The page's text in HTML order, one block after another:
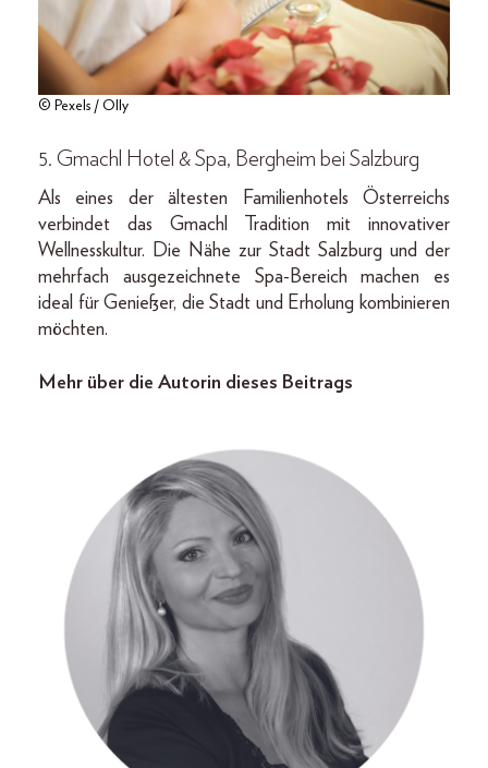
© Pexels / Olly
5. Gmachl Hotel & Spa, Bergheim bei Salzburg
Als eines der ältesten Familienhotels Österreichs
verbindet das Gmachl Tradition mit innovativer
Wellnesskultur. Die Nähe zur Stadt Salzburg und der
mehrfach ausgezeichnete Spa-Bereich machen es
ideal für Genießer, die Stadt und Erholung kombinieren
möchten.
Mehr über die Autorin dieses Beitrags